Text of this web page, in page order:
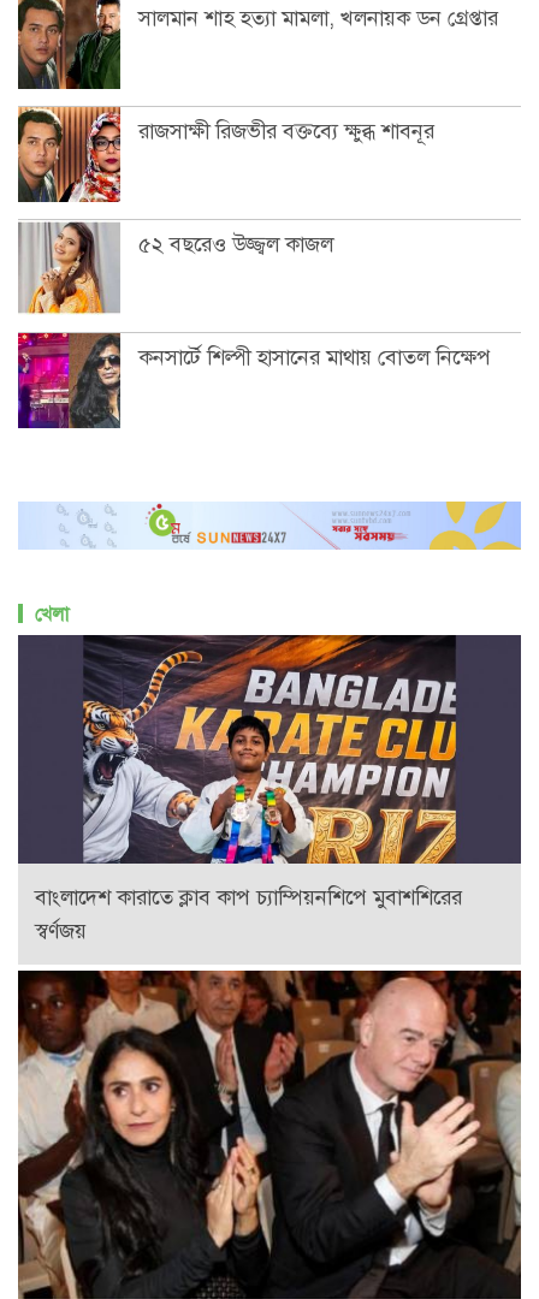
সালমান শাহ হত্যা মামলা, খলনায়ক ডন গ্রেপ্তার
রাজসাক্ষী রিজভীর বক্তব্যে ক্ষুব্ধ শাবনূর
৫২ বছরেও উজ্জ্বল কাজল
কনসার্টে শিল্পী হাসানের মাথায় বোতল নিক্ষেপ
খেলা
বাংলাদেশ কারাতে ক্লাব কাপ চ্যাম্পিয়নশিপে মুবাশশিরের
স্বর্ণজয়